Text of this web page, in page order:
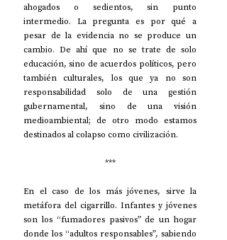
ahogados o sedientos, sin punto
intermedio. La pregunta es por qué a
pesar de la evidencia no se produce un
cambio. De ahí que no se trate de solo
educación, sino de acuerdos políticos, pero
también culturales, los que ya no son
responsabilidad solo de una gestión
gubernamental, sino de una visión
medioambiental; de otro modo estamos
destinados al colapso como civilización.
***
En el caso de los más jóvenes, sirve la
metáfora del cigarrillo. Infantes y jóvenes
son los “fumadores pasivos” de un hogar
donde los “adultos responsables”, sabiendo